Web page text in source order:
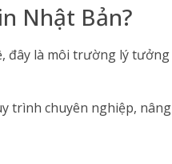
Nhật Bản?
đây là môi trường lý tưởng
trình chuyên nghiệp, nâng